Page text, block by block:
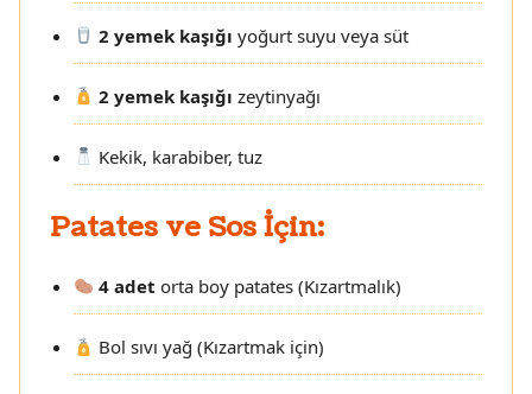
2 yemek kaşığı yoğurt suyu veya süt
2 yemek kaşığı zeytinyağı
Kekik, karabiber, tuz
Patates ve Sos İçin:
4 adet orta boy patates (Kızartmalık)
Bol sıvı yağ (Kızartmak için)